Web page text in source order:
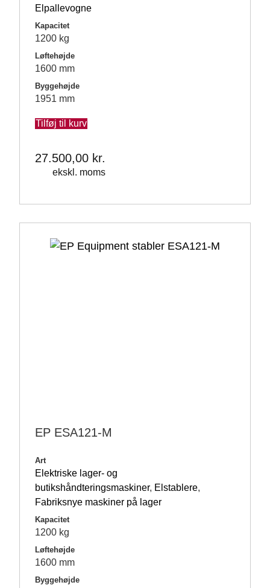
Elpallevogne
Kapacitet
1200 kg
Løftehøjde
1600 mm
Byggehøjde
1951 mm
Tilføj til kurv
27.500,00 kr.
ekskl. moms
EP ESA121-M
Art
Elektriske lager- og
butikshåndteringsmaskiner, Elstablere,
Fabriksnye maskiner på lager
Kapacitet
1200 kg
Løftehøjde
1600 mm
Byggehøjde